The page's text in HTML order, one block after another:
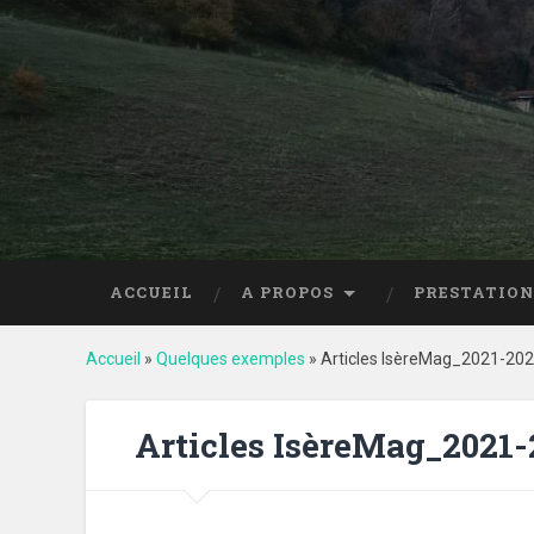
ACCUEIL A PROPOS
Accueil » Quelques exemples » Articles IsèreMag_2021-
Articles IsèreMag_2021-